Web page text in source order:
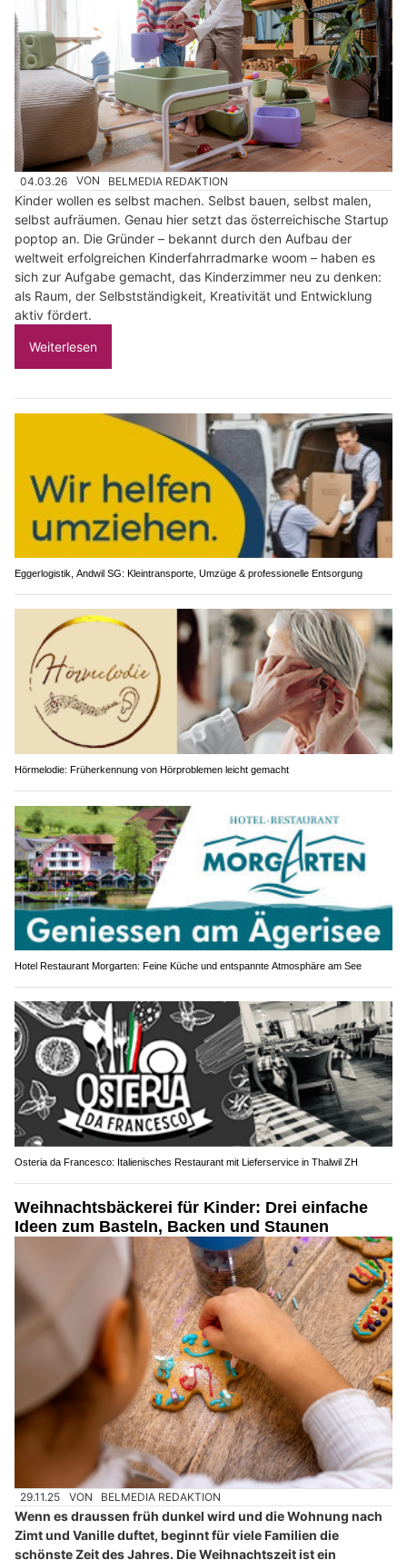
04.03.26 VON BELMEDIA REDAKTION
Kinder wollen es selbst machen. Selbst bauen, selbst malen,
selbst aufräumen. Genau hier setzt das österreichische Startup
poptop an. Die Gründer – bekannt durch den Aufbau der
weltweit erfolgreichen Kinderfahrradmarke woom – haben es
sich zur Aufgabe gemacht, das Kinderzimmer neu zu denken:
als Raum, der Selbstständigkeit, Kreativität und Entwicklung
aktiv fördert.
Weiterlesen
Eggerlogistik, Andwil SG: Kleintransporte, Umzüge & professionelle Entsorgung
Hörmelodie: Früherkennung von Hörproblemen leicht gemacht
Hotel Restaurant Morgarten: Feine Küche und entspannte Atmosphäre am See
Osteria da Francesco: Italienisches Restaurant mit Lieferservice in Thalwil ZH
Weihnachtsbäckerei für Kinder: Drei einfache
Ideen zum Basteln, Backen und Staunen
29.11.25 VON BELMEDIA REDAKTION
Wenn es draussen früh dunkel wird und die Wohnung nach
Zimt und Vanille duftet, beginnt für viele Familien die
schönste Zeit des Jahres. Die Weihnachtszeit ist ein